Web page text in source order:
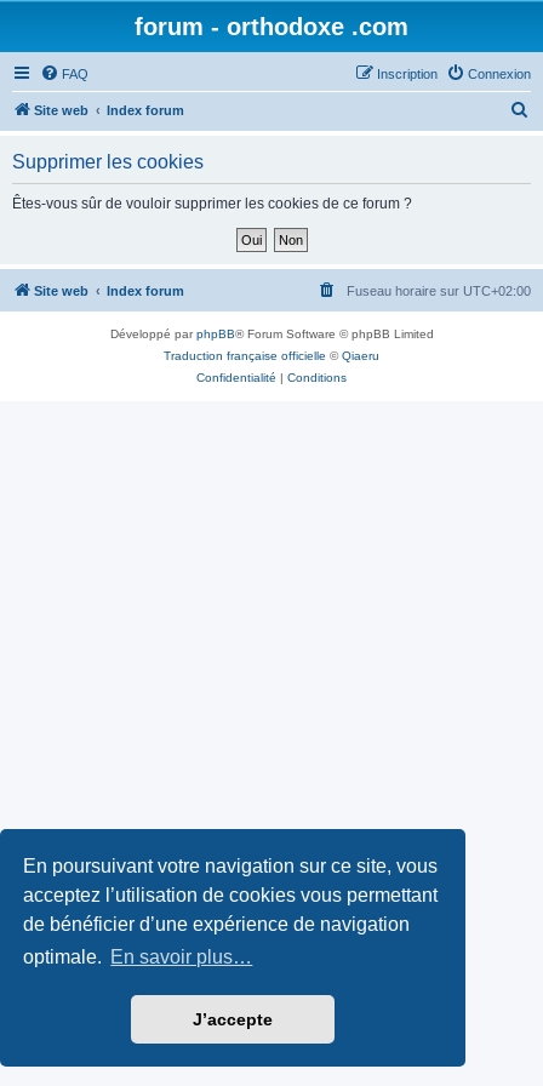
En poursuivant votre navigation sur ce site, vous
acceptez l’utilisation de cookies vous permettant
de bénéficier d’une expérience de navigation
optimale. En savoir plus…
J’accepte
forum - orthodoxe .com
FAQ Connexion
Inscription
Site web Index forum
h
Supprimer les cookies
Êtes-vous sûr de vouloir supprimer les cookies de ce forum ?
Site web Index forum Fuseau horaire sur UTC+02:00
Développé parphpBB® Forum Software © phpBB Limited
Traduction française officielle ©Qiaeru
Confidentialité | Conditions